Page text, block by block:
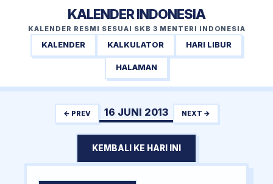
KALENDER INDONESIA
KALENDER RESMI SESUAI SKB 3 MENTERI INDONESIA
KALENDER KALKULATOR HARI LIBUR
HALAMAN
← PREV 16 JUNI 2013 NEXT →
KEMBALI KE HARI INI